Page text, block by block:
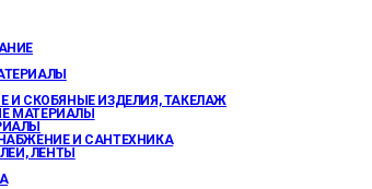
И СКОБЯНЫЕ ИЗДЕЛИЯ, ТАКЕЛАЖ
МАТЕРИАЛЫ
И САНТЕХНИКА
ЛЕНТЫ